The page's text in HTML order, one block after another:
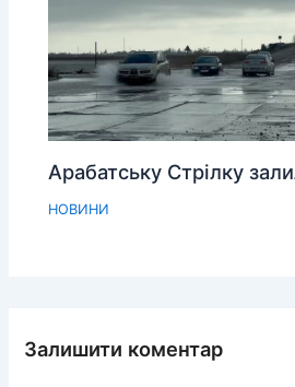
Арабатську Стрілку
НОВИНИ
Залишити коментар